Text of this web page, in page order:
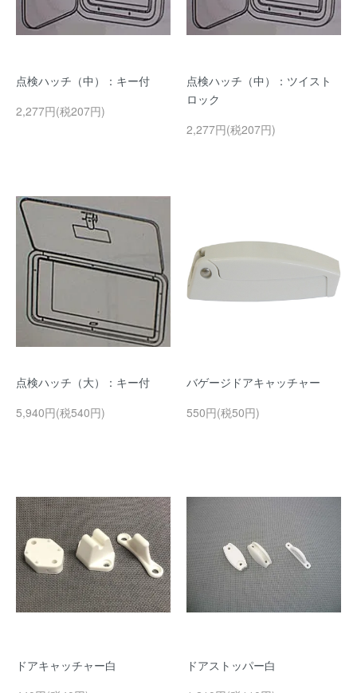
点検ハッチ（中）：キー付
2,277円(税207円)
点検ハッチ（中）：ツイスト
ロック
2,277円(税207円)
点検ハッチ（大）：キー付
5,940円(税540円)
バゲージドアキャッチャー
550円(税50円)
ドアキャッチャー白
ドアストッパー白